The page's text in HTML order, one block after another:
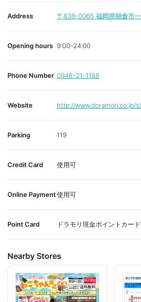
Address 〒838-0065 福岡県朝倉市
Opening hours 9:00-24:00
Phone Number 0946-21-1188
Website http://www.doramori.co.jp/
Parking 119
Credit Card 使用可
Online Payment使用可
Point Card ドラモリ現金ポイントカード
Nearby Stores